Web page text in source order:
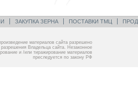
ЗАКУПКА ЗЕРНА ПОСТАВКИ ТМЦ
материалов сайта разрешено
разрешения Владельца сайта. Незаконное
и /или тиражирование материалов
преследуется по закону РФ